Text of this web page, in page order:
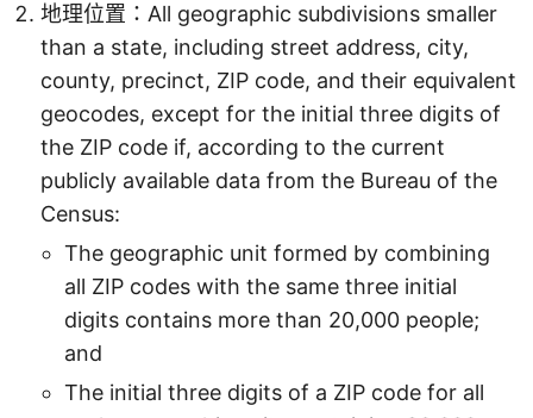
地理位置：All geographic subdivisions smaller
than a state, including street address, city,
county, precinct, ZIP code, and their equivalent
geocodes, except for the initial three digits of
the ZIP code if, according to the current
publicly available data from the Bureau of the
Census:
The geographic unit formed by combining
all ZIP codes with the same three initial
digits contains more than 20,000 people;
and
The initial three digits of a ZIP code for all